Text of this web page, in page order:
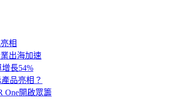
相
出海加速
長54%
品亮相？
One開啟眾籌